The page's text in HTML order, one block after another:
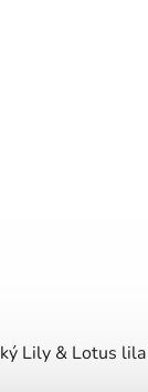
Lily & Lotus